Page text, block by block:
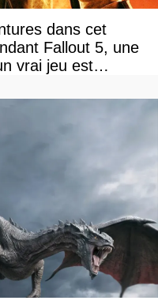
dans cet
Fallout 5, une
vrai jeu est